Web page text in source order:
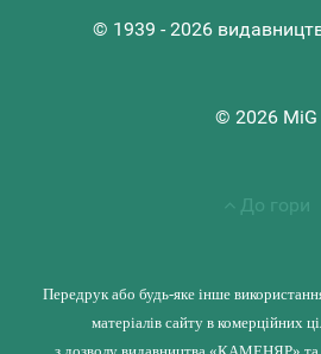
© 1939 - 2026
© 2026 MiG
До гори
Передрук або будь-яке інше
матеріалів сайту в комерційних